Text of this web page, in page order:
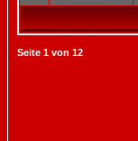
Seite 1 von 12